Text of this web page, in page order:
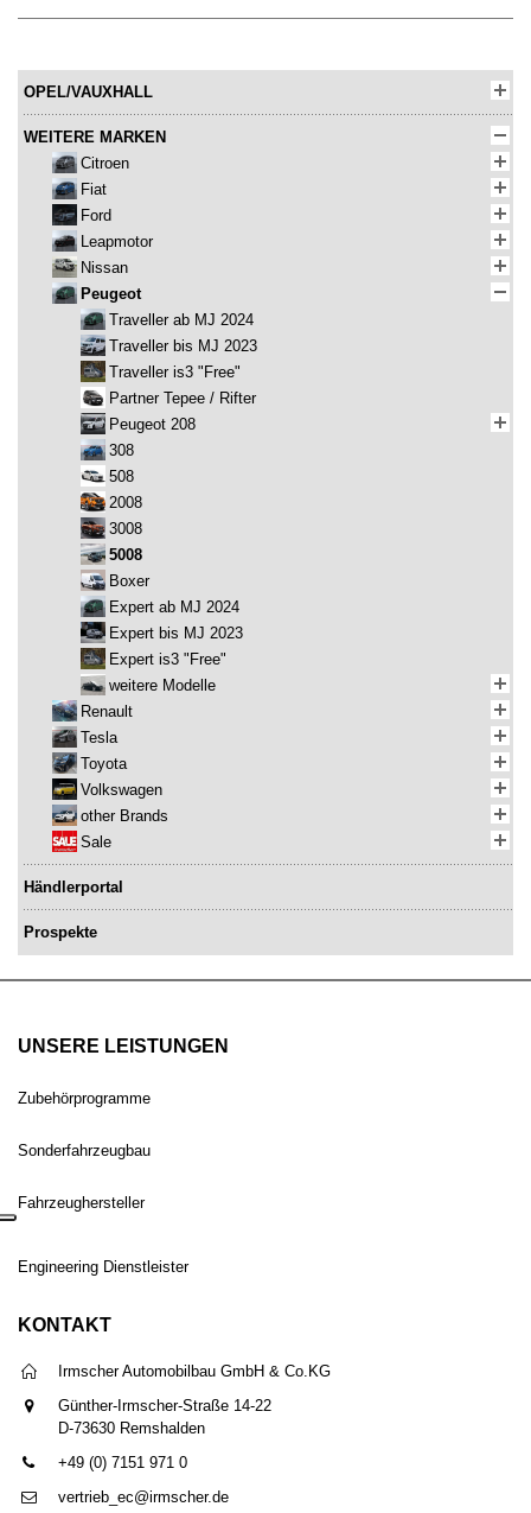
OPEL/VAUXHALL
WEITERE MARKEN
Citroen
Fiat
Ford
Leapmotor
Nissan
Peugeot
Traveller ab MJ 2024
Traveller bis MJ 2023
Traveller is3 "Free"
Partner Tepee / Rifter
Peugeot 208
308
508
2008
3008
5008
Boxer
Expert ab MJ 2024
Expert bis MJ 2023
Expert is3 "Free"
weitere Modelle
Renault
Tesla
Toyota
Volkswagen
other Brands
Sale
Händlerportal
Prospekte
UNSERE LEISTUNGEN
Zubehörprogramme
Sonderfahrzeugbau
Fahrzeughersteller
Engineering Dienstleister
KONTAKT
Irmscher Automobilbau GmbH & Co.KG
Günther-Irmscher-Straße 14-22
D-73630 Remshalden
+49 (0) 7151 971 0
vertrieb_ec@irmscher.de